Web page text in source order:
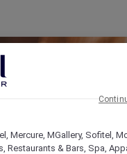
Mercure, MGallery, Sofitel,
Restaurants & Bars, Spa,